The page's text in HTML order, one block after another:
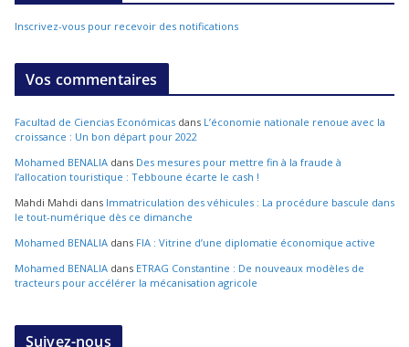
Inscrivez-vous pour recevoir des notifications
Vos commentaires
Facultad de Ciencias Económicas dans L’économie nationale renoue avec la
croissance : Un bon départ pour 2022
Mohamed BENALIA dans Des mesures pour mettre fin à la fraude à
l’allocation touristique : Tebboune écarte le cash !
Mahdi Mahdi dans Immatriculation des véhicules : La procédure bascule dans
le tout-numérique dès ce dimanche
Mohamed BENALIA dans FIA : Vitrine d’une diplomatie économique active
Mohamed BENALIA dans ETRAG Constantine : De nouveaux modèles de
tracteurs pour accélérer la mécanisation agricole
Suivez-nous